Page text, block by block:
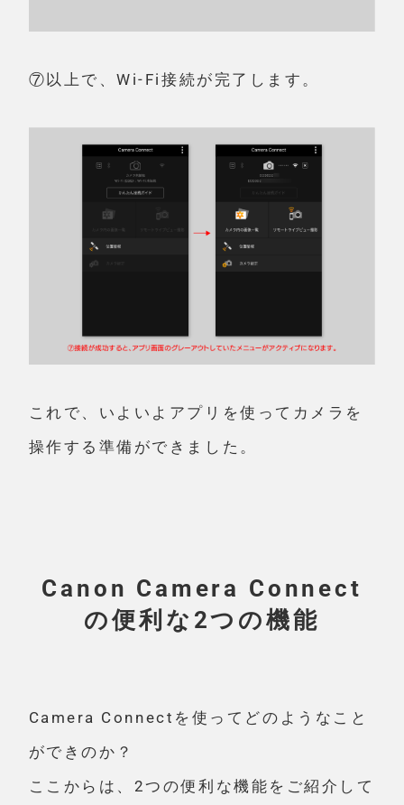
⑦以上で、Wi-Fi接続が完了します。
これで、いよいよアプリを使ってカメラを
操作する準備ができました。
Canon Camera Connect
の便利な2つの機能
Camera Connectを使ってどのようなこと
ができのか？
ここからは、2つの便利な機能をご紹介して